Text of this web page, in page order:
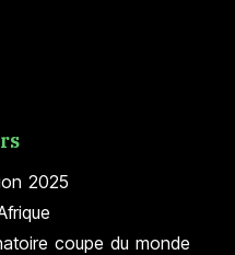
2025
coupe du monde